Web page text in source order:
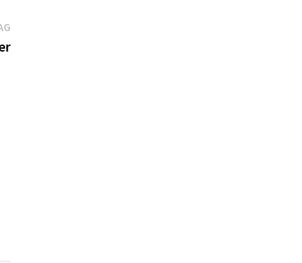
Nächster
Beitrag: